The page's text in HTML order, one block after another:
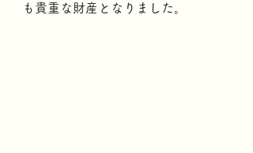
も貴重な財産となりました。